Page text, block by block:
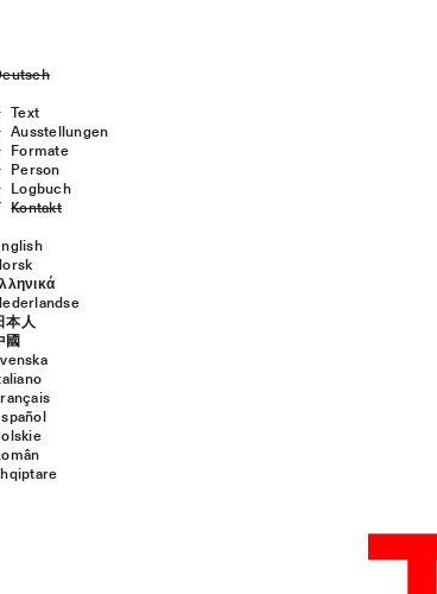
Text
Ausstellungen
Formate
Person
Logbuch
Kontakt
本人
國